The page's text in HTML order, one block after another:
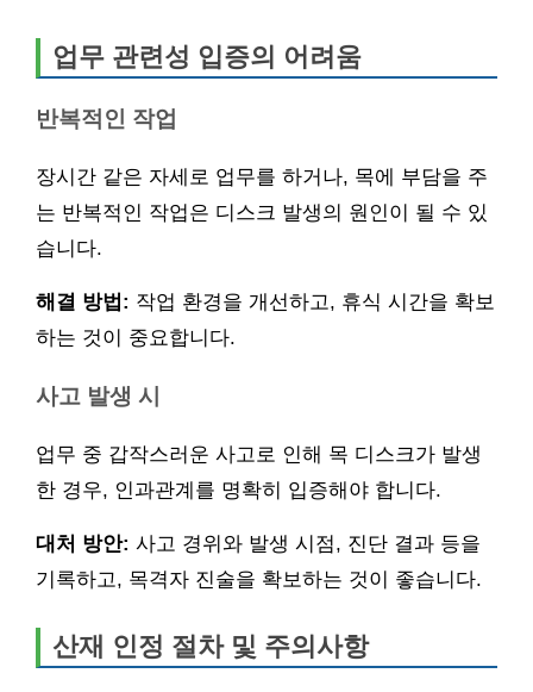
업무 관련성 입증의 어려움
반복적인 작업
장시간 같은 자세로 업무를 하거나, 목에 부담을 주
는 반복적인 작업은 디스크 발생의 원인이 될 수 있
습니다.
해결 방법: 작업 환경을 개선하고, 휴식 시간을 확보
하는 것이 중요합니다.
사고 발생 시
업무 중 갑작스러운 사고로 인해 목 디스크가 발생
한 경우, 인과관계를 명확히 입증해야 합니다.
대처 방안: 사고 경위와 발생 시점, 진단 결과 등을
기록하고, 목격자 진술을 확보하는 것이 좋습니다.
산재 인정 절차 및 주의사항